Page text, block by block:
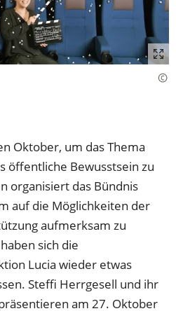
Oktober, um das Thema
öffentliche Bewusstsein zu
organisiert das Bündnis
auf die Möglichkeiten der
aufmerksam zu
sich die
Lucia wieder etwas
Steffi Herrgesell und ihr
am 27. Oktober